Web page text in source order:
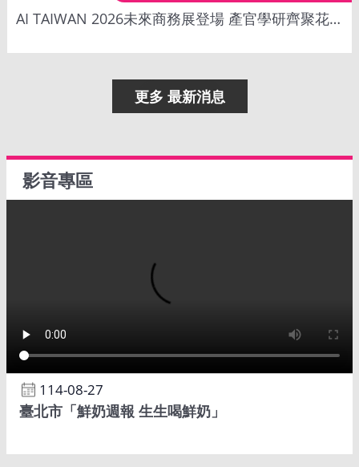
AI TAIWAN 2026未來商務展登場 產官學研齊聚花博公園 探索AI落地應用新商機
更多 最新消息
影音專區
臺北市「鮮奶週報 生生喝鮮奶」
114-08-27